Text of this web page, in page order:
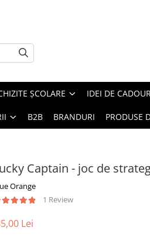
ȘCOLARE IDEI DE
B2B BRANDURI PRODUSE
Captain - joc de
Orange
1 Review
Lei